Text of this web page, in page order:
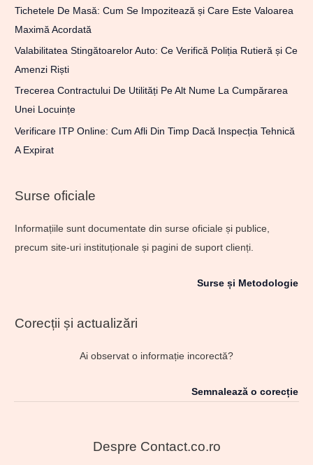
Tichetele De Masă: Cum Se Impozitează și Care Este Valoarea
Maximă Acordată
Valabilitatea Stingătoarelor Auto: Ce Verifică Poliția Rutieră și Ce
Amenzi Riști
Trecerea Contractului De Utilități Pe Alt Nume La Cumpărarea
Unei Locuințe
Verificare ITP Online: Cum Afli Din Timp Dacă Inspecția Tehnică
A Expirat
Surse oficiale
Informațiile sunt documentate din surse oficiale și publice,
precum site-uri instituționale și pagini de suport clienți.
Surse și Metodologie
Corecții și actualizări
Ai observat o informație incorectă?
Semnalează o corecție
Despre Contact.co.ro